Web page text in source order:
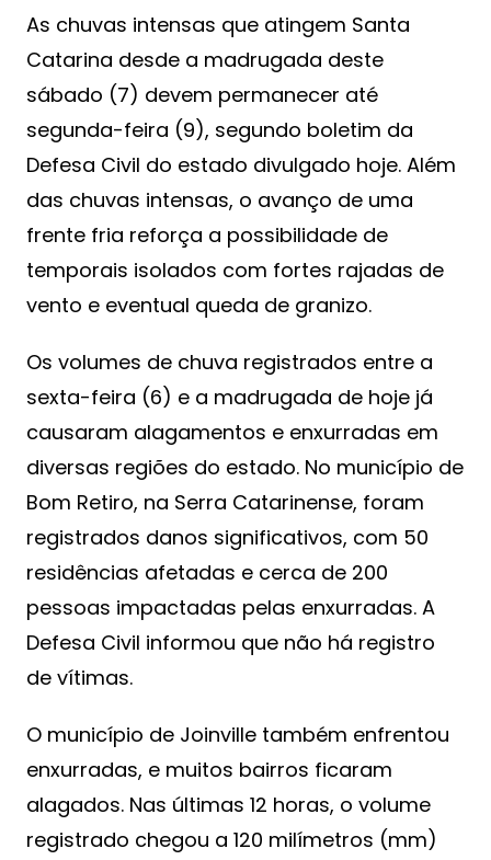
As chuvas intensas que atingem Santa
Catarina desde a madrugada deste
sábado (7) devem permanecer até
segunda-feira (9), segundo boletim da
Defesa Civil do estado divulgado hoje. Além
das chuvas intensas, o avanço de uma
frente fria reforça a possibilidade de
temporais isolados com fortes rajadas de
vento e eventual queda de granizo.
Os volumes de chuva registrados entre a
sexta-feira (6) e a madrugada de hoje já
causaram alagamentos e enxurradas em
diversas regiões do estado. No município de
Bom Retiro, na Serra Catarinense, foram
registrados danos significativos, com 50
residências afetadas e cerca de 200
pessoas impactadas pelas enxurradas. A
Defesa Civil informou que não há registro
de vítimas.
O município de Joinville também enfrentou
enxurradas, e muitos bairros ficaram
alagados. Nas últimas 12 horas, o volume
registrado chegou a 120 milímetros (mm)